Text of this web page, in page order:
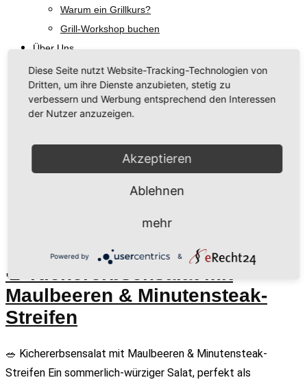
Warum ein Grillkurs?
Grill-Workshop buchen
Über Uns
Unsere Philosophie
Regionale Hersteller
Rezeptideen & Grill-Tipps
Talk am Grill
Schlagwort:Grillkurs
🥗 Kichererbsensalat mit
Maulbeeren & Minutensteak-
Streifen
🥗 Kichererbsensalat mit Maulbeeren & Minutensteak-
Streifen Ein sommerlich-würziger Salat, perfekt als
Diese Seite nutzt Website-Tracking-Technologien von
Dritten, um ihre Dienste anzubieten, stetig zu
verbessern und Werbung entsprechend den Interessen
der Nutzer anzuzeigen.
Akzeptieren
Ablehnen
mehr
Powered by &